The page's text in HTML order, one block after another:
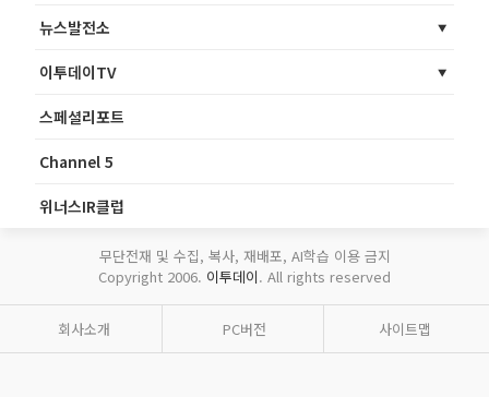
뉴스발전소
이투데이TV
스페셜리포트
Channel 5
위너스IR클럽
무단전재 및 수집, 복사, 재배포, AI학습 이용 금지
Copyright 2006. 이투데이. All rights reserved
회사소개 PC버전 사이트맵